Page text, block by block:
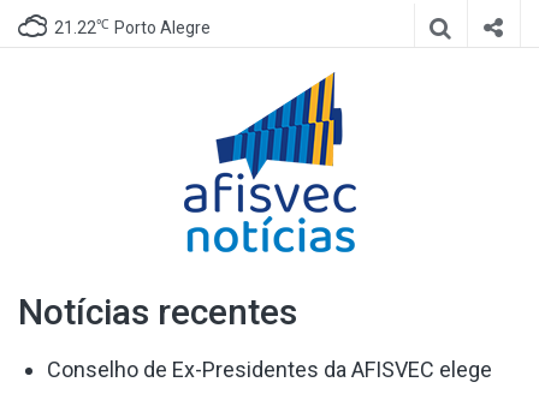
21.22℃ Porto Alegre
Notícias
Notícias recentes
Conselho de Ex-Presidentes da AFISVEC elege